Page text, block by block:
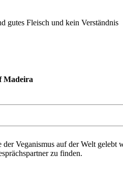
gutes Fleisch und kein Verständnis
Madeira
der Veganismus auf der Welt gelebt
zu finden.